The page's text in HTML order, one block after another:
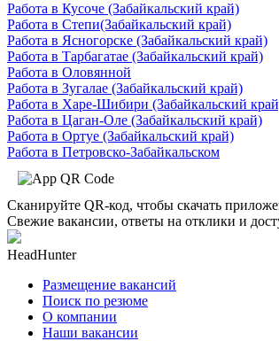
Работа в Кусоче (Забайкальский край)
Работа в Степи(Забайкальский край)
Работа в Ясногорске (Забайкальский край)
Работа в Тарбагатае (Забайкальский край)
Работа в Оловянной
Работа в Зугалае (Забайкальский край)
Работа в Харе-Шибири (Забайкальский
Работа в Цаган-Оле (Забайкальский край)
Работа в Ортуе (Забайкальский край)
Работа в Петровско-Забайкальском
Сканируйте QR-код, чтобы скачать
Свежие вакансии, ответы на отклики и
HeadHunter
Размещение вакансий
Поиск по резюме
О компании
Наши вакансии